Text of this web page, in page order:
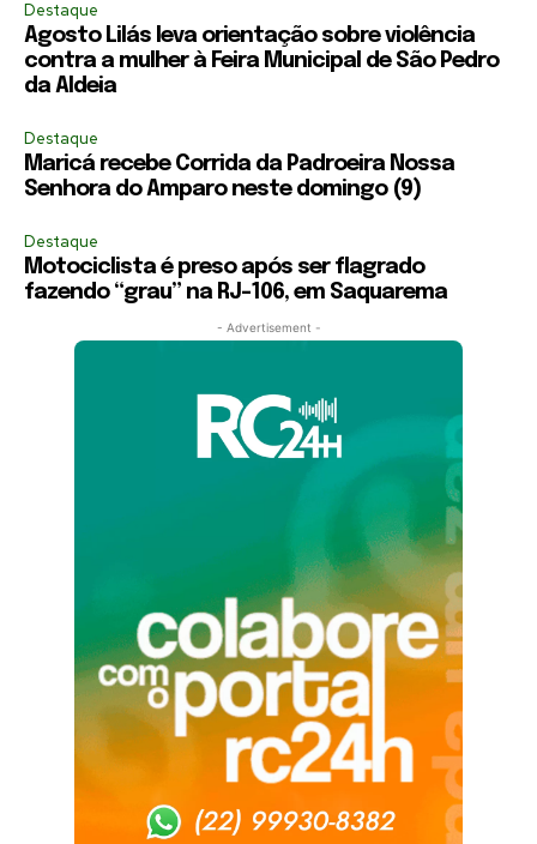
Destaque
Agosto Lilás leva orientação sobre violência
contra a mulher à Feira Municipal de São Pedro
da Aldeia
Destaque
Maricá recebe Corrida da Padroeira Nossa
Senhora do Amparo neste domingo (9)
Destaque
Motociclista é preso após ser flagrado
fazendo “grau” na RJ-106, em Saquarema
- Advertisement -